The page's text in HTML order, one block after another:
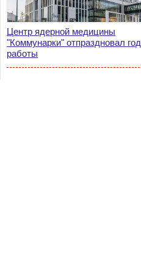
Центр ядерной медицины
"Коммунарки" отпраздновал год
работы